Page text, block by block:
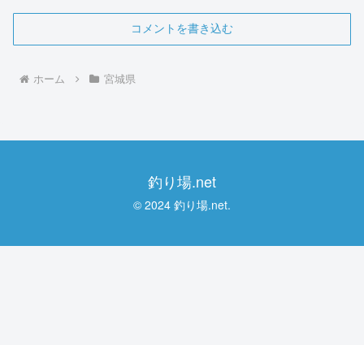
コメントを書き込む
ホーム 宮城県
釣り場.net
© 2024 釣り場.net.